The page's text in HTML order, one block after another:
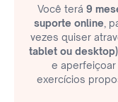
Você terá 9
suporte online ,
vezes quiser
tablet ou desktop)
e
exercícios